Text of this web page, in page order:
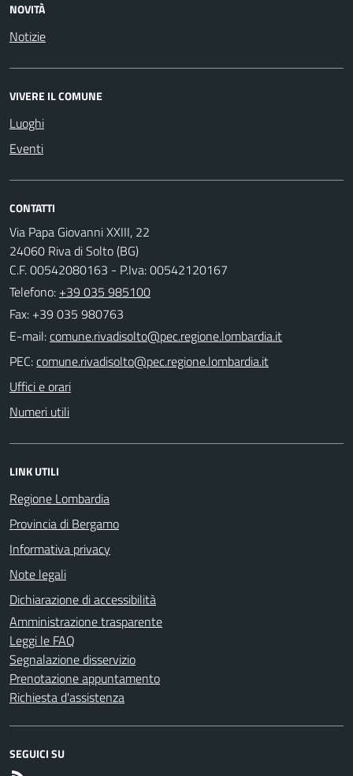
NOVITÀ
Notizie
VIVERE IL COMUNE
Luoghi
Eventi
CONTATTI
Via Papa Giovanni XXIII, 22
24060 Riva di Solto (BG)
C.F. 00542080163 - P.Iva: 00542120167
Telefono: +39 035 985100
Fax: +39 035 980763
E-mail:
PEC:
Uffici e orari
Numeri utili
LINK UTILI
Regione Lombardia
Provincia di Bergamo
Informativa privacy
Note legali
Dichiarazione di accessibilità
Amministrazione trasparente
Leggi le FAQ
Segnalazione disservizio
Prenotazione appuntamento
Richiesta d'assistenza
SEGUICI SU